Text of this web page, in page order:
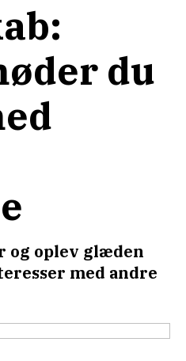
du
og oplev glæden
med andre